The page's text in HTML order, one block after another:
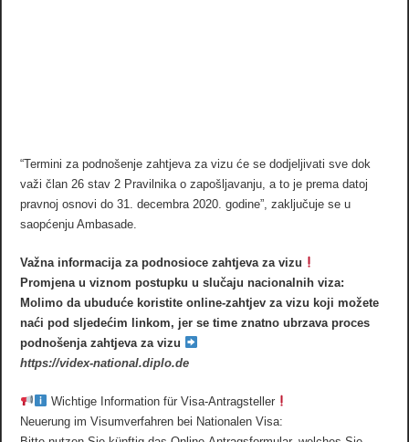
“Termini za podnošenje zahtjeva za vizu će se dodjeljivati sve dok
važi član 26 stav 2 Pravilnika o zapošljavanju, a to je prema datoj
pravnoj osnovi do 31. decembra 2020. godine”, zaključuje se u
saopćenju Ambasade.
Važna informacija za podnosioce zahtjeva za vizu
Promjena u viznom postupku u slučaju nacionalnih viza:
Molimo da ubuduće koristite online-zahtjev za vizu koji možete
naći pod sljedećim linkom, jer se time znatno ubrzava proces
podnošenja zahtjeva za vizu
https://videx-national.diplo.de
Wichtige Information für Visa-Antragsteller
Neuerung im Visumverfahren bei Nationalen Visa: